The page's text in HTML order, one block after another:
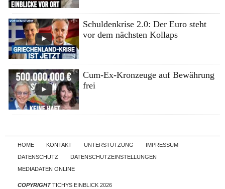
Schuldenkrise 2.0: Der Euro steht
vor dem nächsten Kollaps
Cum-Ex-Kronzeuge auf Bewährung
frei
Skip to content
HOME KONTAKT UNTERSTÜTZUNG
IMPRESSUM
DATENSCHUTZ
DATENSCHUTZEINSTELLUNGEN
MEDIADATEN ONLINE
COPYRIGHTTICHYS EINBLICK 2026